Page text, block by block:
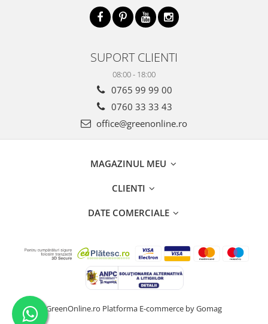
SUPORT CLIENTI
08:00 - 18:00
0765 99 99 00
0760 33 33 43
office@greenonline.ro
MAGAZINUL MEU
CLIENTI
DATE COMERCIALE
GreenOnline.ro Platforma E-commerce by Gomag